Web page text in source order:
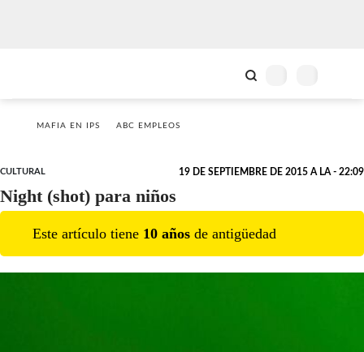
MAFIA EN IPS ABC EMPLEOS
CULTURAL 19 DE SEPTIEMBRE DE 2015 A LA - 22:09
Night (shot) para niños
Este artículo tiene 10 años de antigüedad